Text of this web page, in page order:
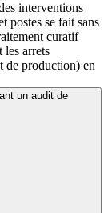
interventions
postes se fait sans
curatif
les arrets
de production) en
un audit de